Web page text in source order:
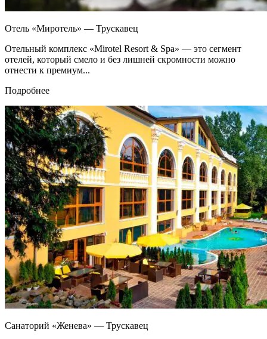
Отель «Миротель» — Трускавец
Отельный комплекс «Mirotel Resort & Spa» — это сегмент
отелей, который смело и без лишней скромности можно
отнести к премиум...
Подробнее
Санаторий «Женева» — Трускавец